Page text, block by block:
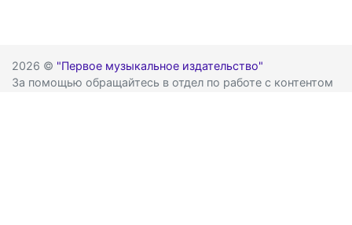
2026 © "Первое музыкальное издательство"
За помощью обращайтесь в отдел по работе с контентом